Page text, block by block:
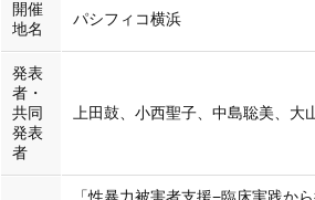
開催
地名
パシフィコ横浜
発表
者・
共同
発表
者
上田鼓、小西聖子、中島聡美、大